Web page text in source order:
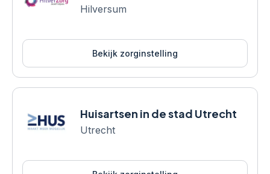
Hilversum
Bekijk zorginstelling
Huisartsen in de stad Utrecht
Utrecht